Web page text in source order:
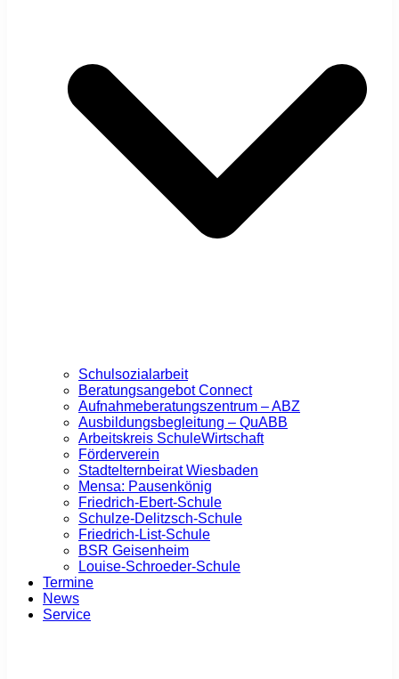
Schulsozialarbeit
Beratungsangebot Connect
Aufnahmeberatungszentrum – ABZ
Ausbildungsbegleitung – QuABB
Arbeitskreis SchuleWirtschaft
Förderverein
Stadtelternbeirat Wiesbaden
Mensa: Pausenkönig
Friedrich-Ebert-Schule
Schulze-Delitzsch-Schule
Friedrich-List-Schule
BSR Geisenheim
Louise-Schroeder-Schule
Termine
News
Service